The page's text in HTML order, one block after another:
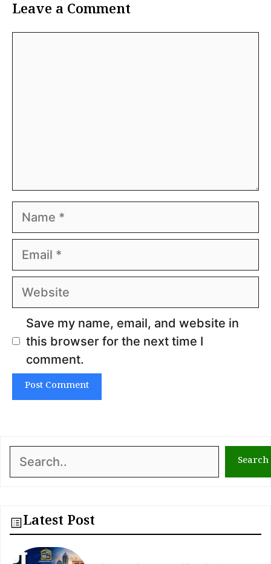
Leave a Comment
Name
Email
Website
Save my name, email, and website in
this browser for the next time I
comment.
Search Search
Latest Post